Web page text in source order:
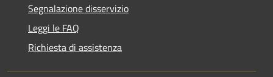
Segnalazione disservizio
Leggi le FAQ
Richiesta di assistenza